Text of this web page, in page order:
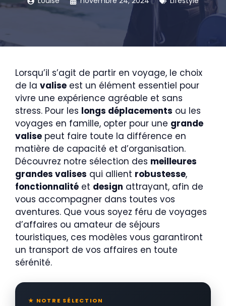
Lorsqu’il s’agit de partir en voyage, le choix
de la valise est un élément essentiel pour
vivre une expérience agréable et sans
stress. Pour les longs déplacements ou les
voyages en famille, opter pour une grande
valise peut faire toute la différence en
matière de capacité et d’organisation.
Découvrez notre sélection des meilleures
grandes valises qui allient robustesse,
fonctionnalité et design attrayant, afin de
vous accompagner dans toutes vos
aventures. Que vous soyez féru de voyages
d’affaires ou amateur de séjours
touristiques, ces modèles vous garantiront
un transport de vos affaires en toute
sérénité.
★ NOTRE SÉLECTION